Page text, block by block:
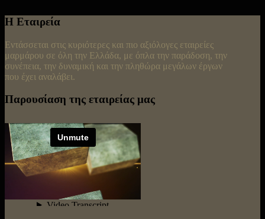
Η Εταιρεία
Εντάσσεται στις κυριότερες και πιο αξιόλογες εταιρείες
μαρμάρου σε όλη την Ελλάδα, με όπλα την παράδοση, την
συνέπεια, την δυναμική και την πληθώρα μεγάλων έργων
που έχει αναλάβει.
Παρουσίαση της εταιρείας μας